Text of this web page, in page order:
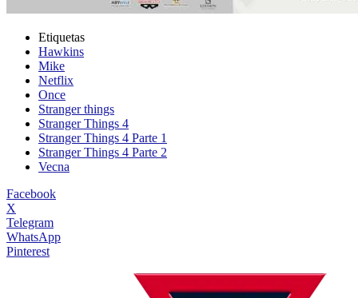
Etiquetas
Hawkins
Mike
Netflix
Once
Stranger things
Stranger Things 4
Stranger Things 4 Parte 1
Stranger Things 4 Parte 2
Vecna
Facebook
X
Telegram
WhatsApp
Pinterest